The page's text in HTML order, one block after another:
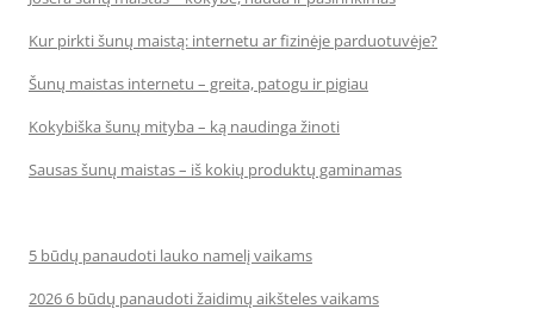
Kur pirkti šunų maistą: internetu ar fizinėje parduotuvėje?
Šunų maistas internetu – greita, patogu ir pigiau
Kokybiška šunų mityba – ką naudinga žinoti
Sausas šunų maistas – iš kokių produktų gaminamas
5 būdų panaudoti lauko namelį vaikams
2026 6 būdų panaudoti žaidimų aikšteles vaikams